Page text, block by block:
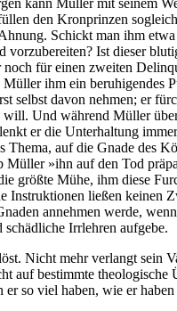
den Kronprinzen
Schickt man ihm
vorzubereiten? Ist dieser
noch für einen zweiten
ihm ein be­ruhigendes
selbst davon nehmen; er
will. Und während Müller
er die Unterhaltung
Thema, auf die Gnade des
Müller »ihn auf den Tod
größte Mühe, ihm diese
Instruktionen ließen keinen
annehmen werde,
schädliche Irrlehren aufgebe.
Nicht mehr verlangt sein
auf bestimmte theologische
er so viel haben, wie er